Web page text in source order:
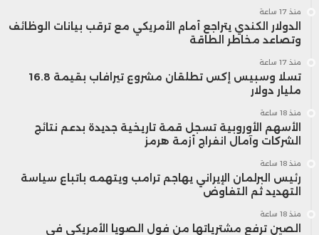
منذ 17 ساعة
الدولار الكندي يتراجع أمام الأمريكي مع ترقب بيانات الوظائف
وتصاعد مخاطر الطاقة
منذ 17 ساعة
تسلا وسبيس إكس تطلقان مشروع تيرافاب بقيمة 16.8
مليار دولار
منذ 18 ساعة
الأسهم الأوروبية تسجل قمة تاريخية جديدة بدعم نتائج
الشركات وآمال انفراج أزمة هرمز
منذ 18 ساعة
رئيس البرلمان الإيراني يهاجم ترامب ويتهمه باتباع سياسة
التهديد ثم التفاوض
منذ 18 ساعة
الصين ترفع مشترياتها من فول الصويا الأمريكي في